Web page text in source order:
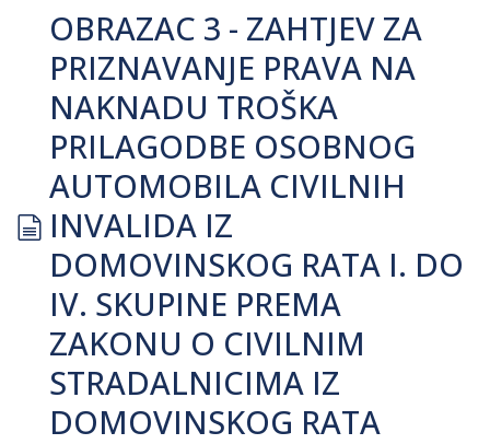
document
OBRAZAC 3 - ZAHTJEV ZA
PRIZNAVANJE PRAVA NA
NAKNADU TROŠKA
PRILAGODBE OSOBNOG
AUTOMOBILA CIVILNIH
INVALIDA IZ
DOMOVINSKOG RATA I. DO
IV. SKUPINE PREMA
ZAKONU O CIVILNIM
STRADALNICIMA IZ
DOMOVINSKOG RATA